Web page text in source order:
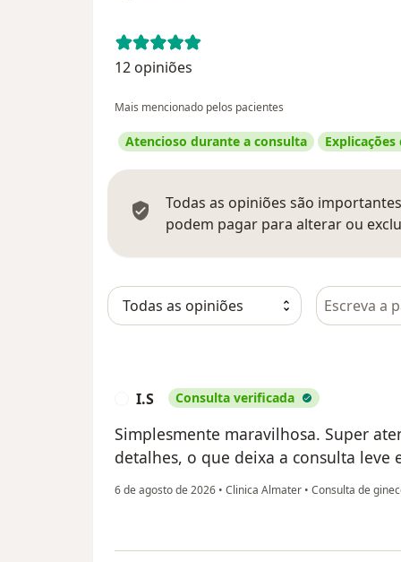
12 opiniões
Mais mencionado pelos pacientes
Atencioso durante a consulta
Todas as opiniões são
podem pagar para alterar ou
Pesquisar
I.S Consulta verificada
Simplesmente maravilhosa. Super
detalhes, o que deixa a consulta leve
6 de agosto de 2026 • Clinica Almater • Consulta de